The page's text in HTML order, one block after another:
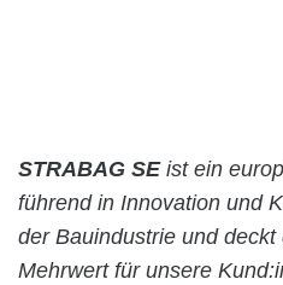
STRABAG SE ist ein
führend in Innovation und
der Bauindustrie und
Mehrwert für unsere